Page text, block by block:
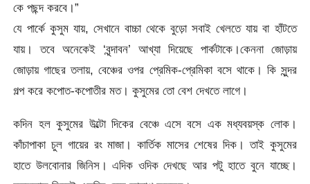
কে পছন্দ করবে।”
যে পার্কে কুসুম যায়, সেখানে বাচ্চা থেকে বুড়ো সবাই খেলতে যায় বা হাঁটতে
যায়। তবে অনেকেই ‘বৃন্দাবন’ আখ্যা দিয়েছে পার্কটাকে।কেননা জোড়ায়
জোড়ায় গাছের তলায়, বেঞ্চের ওপর প্রেমিক-প্রেমিকা বসে থাকে। কি সুন্দর
গল্প করে কপোত-কপোতীর মত। কুসুমের তো বেশ দেখতে লাগে।
কদিন হল কুসুমের উল্টো দিকের বেঞ্চে এসে বসে এক মধ্যবয়স্ক লোক।
কাঁচাপাকা চুল গায়ের রং মাজা। কার্তিক মাসের শেষের দিক। তাই কুসুমের
হাতে উলবোনার জিনিস। এদিক ওদিক দেখছে আর পটু হাতে বুনে যাচ্ছে।